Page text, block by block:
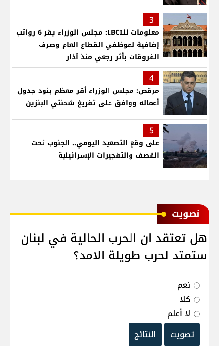
3
معلومات للـLBCI: مجلس الوزراء يقر 6 رواتب
إضافية لموظفي القطاع العام وصرف
الفروقات بأثر رجعي منذ آذار
4
مرقص: مجلس الوزراء أقر معظم بنود جدول
أعماله ووافق على تفريغ شحنتي البنزين
5
على وقع التصعيد اليومي.. الجنوب تحت
القصف والتفجيرات الإسرائيلية
ﺗﺼﻮﻳﺖ
هل تعتقد ان الحرب الحالية في لبنان
ستمتد لحرب طويلة الامد؟
نعم
كلا
لا أعلم
تصويت
النتائج